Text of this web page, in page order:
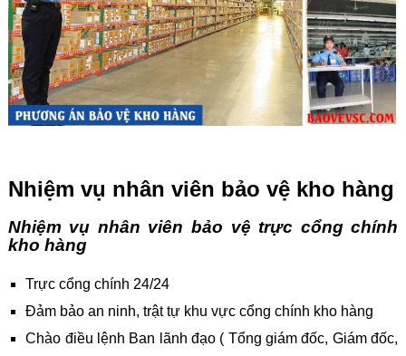
Nhiệm vụ nhân viên bảo vệ kho hàng
Nhiệm vụ nhân viên bảo vệ trực cổng chính
kho hàng
Trực cổng chính 24/24
Đảm bảo an ninh, trật tự khu vực cổng chính kho hàng
Chào điều lệnh Ban lãnh đạo ( Tổng giám đốc, Giám đốc,